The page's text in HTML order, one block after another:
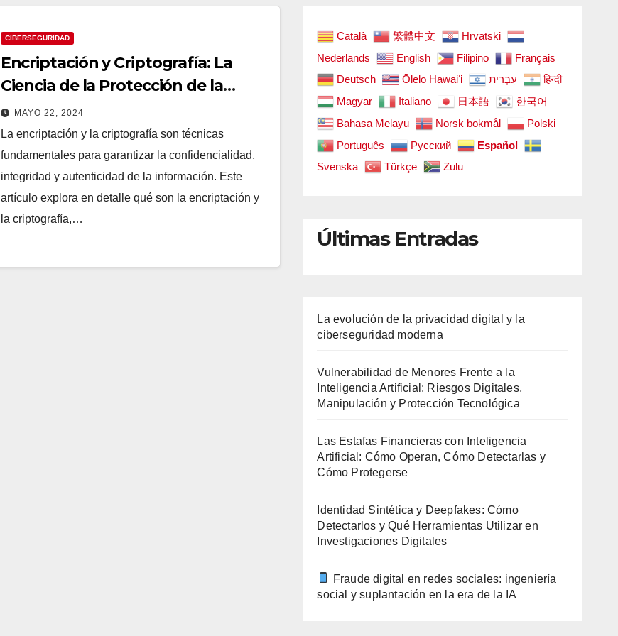
CIBERSEGURIDAD
Encriptación y Criptografía: La
Ciencia de la Protección de la
Información
MAYO 22, 2024
La encriptación y la criptografía son técnicas
fundamentales para garantizar la confidencialidad,
integridad y autenticidad de la información. Este
artículo explora en detalle qué son la encriptación y
la criptografía,…
Català 繁體中文
Hrvatski
Nederlands
English Filipino
Français
Deutsch
Ōlelo Hawaiʻi עִבְרִית
हिन्दी
Magyar
Italiano 日本語
한국어
Bahasa Melayu
Norsk bokmål
Polski
Português
Русский
Español
Svenska
Türkçe Zulu
Últimas Entradas
La evolución de la privacidad digital y la
ciberseguridad moderna
Vulnerabilidad de Menores Frente a la
Inteligencia Artificial: Riesgos Digitales,
Manipulación y Protección Tecnológica
Las Estafas Financieras con Inteligencia
Artificial: Cómo Operan, Cómo Detectarlas y
Cómo Protegerse
Identidad Sintética y Deepfakes: Cómo
Detectarlos y Qué Herramientas Utilizar en
Investigaciones Digitales
Fraude digital en redes sociales: ingeniería
social y suplantación en la era de la IA